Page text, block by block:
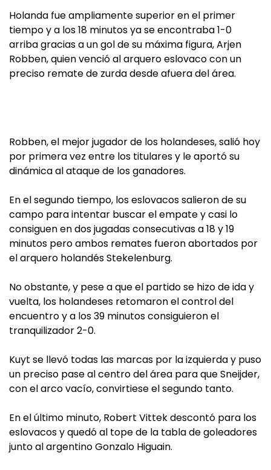
Holanda fue ampliamente superior en el primer
tiempo y a los 18 minutos ya se encontraba 1-0
arriba gracias a un gol de su máxima figura, Arjen
Robben, quien venció al arquero eslovaco con un
preciso remate de zurda desde afuera del área.
Robben, el mejor jugador de los holandeses, salió hoy
por primera vez entre los titulares y le aportó su
dinámica al ataque de los ganadores.
En el segundo tiempo, los eslovacos salieron de su
campo para intentar buscar el empate y casi lo
consiguen en dos jugadas consecutivas a 18 y 19
minutos pero ambos remates fueron abortados por
el arquero holandés Stekelenburg.
No obstante, y pese a que el partido se hizo de ida y
vuelta, los holandeses retomaron el control del
encuentro y a los 39 minutos consiguieron el
tranquilizador 2-0.
Kuyt se llevó todas las marcas por la izquierda y puso
un preciso pase al centro del área para que Sneijder,
con el arco vacío, convirtiese el segundo tanto.
En el último minuto, Robert Vittek descontó para los
eslovacos y quedó al tope de la tabla de goleadores
junto al argentino Gonzalo Higuain.